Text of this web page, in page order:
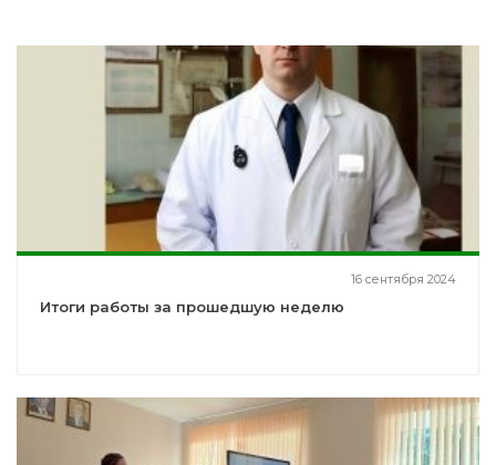
16 сентября 2024
Итоги работы за прошедшую неделю